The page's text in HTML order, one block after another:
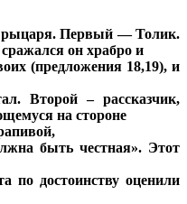
рыцаря. Первый — Толик.
он храбро и
(предложения 18,19), и
Второй – рассказчик,
на стороне
быть честная». Этот
по достоинству оценили